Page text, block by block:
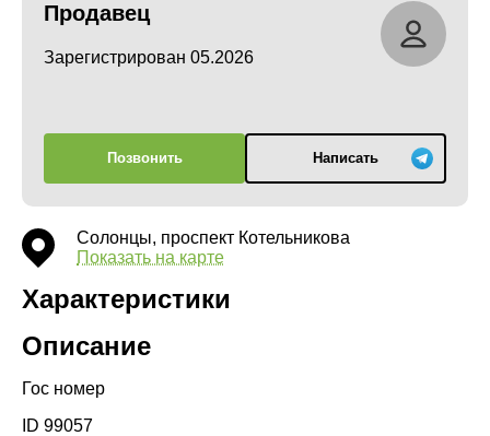
Продавец
Зарегистрирован 05.2026
Позвонить Написать
Солонцы, проспект Котельникова
Показать на карте
Характеристики
Описание
Гос номер
ID 99057